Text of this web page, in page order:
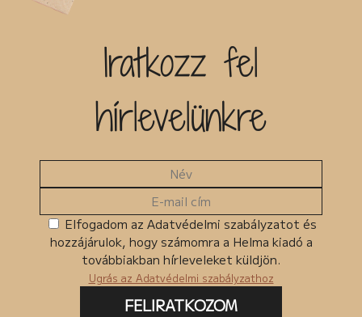
Címke
Új címke hozzáadása
MKMT könyv
Ingyenes termékek
Csomagban szerepel
Iratkozz fel
hírlevelünkre
Elfogadom az Adatvédelmi szabályzatot és
hozzájárulok, hogy számomra a Helma kiadó a
továbbiakban hírleveleket küldjön.
Ugrás az Adatvédelmi szabályzathoz
FELIRATKOZOM